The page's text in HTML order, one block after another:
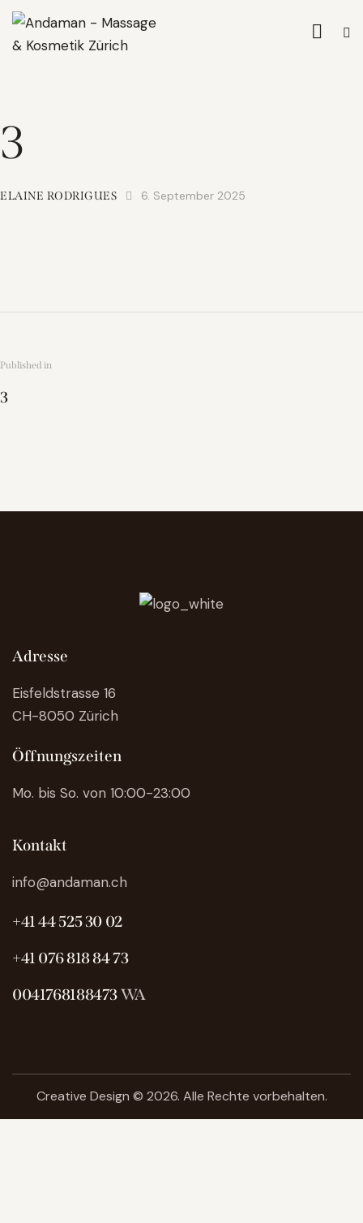
3
ELAINE RODRIGUES 6. September 2025
Published in
3
Adresse
Eisfeldstrasse 16
CH-8050 Zürich
Öffnungszeiten
Mo. bis So. von 10:00-23:00
Kontakt
info@andaman.ch
+41 44 525 30 02
+41 076 818 84 73
0041768188473WA
Creative Design © 2026. Alle Rechte vorbehalten.